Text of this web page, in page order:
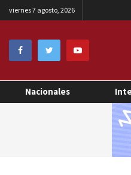
viernes 7 agosto, 2026
Nacionales